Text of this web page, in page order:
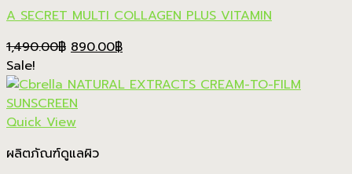
A SECRET MULTI COLLAGEN PLUS VITAMIN
1,490.00฿ Original
was:
1,490.00฿.
890.00฿Current
is:
Sale!
Quick View
ผลิตภัณฑ์ดูแลผิว